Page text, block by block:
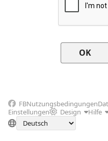
FBNutzungsbedingungen
Einstellungen
Design Hilfe